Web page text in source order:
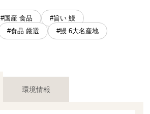
#国産 食品
#旨い 鰻
#食品 厳選
#鰻 6大名産地
環境情報